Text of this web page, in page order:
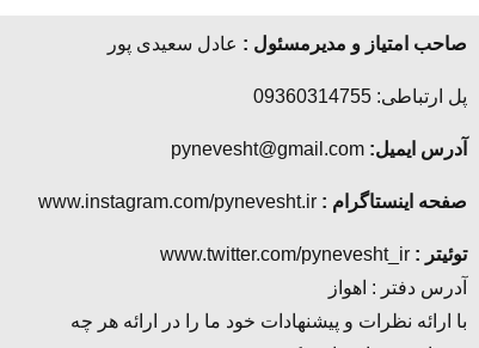
صاحب امتیاز و مدیرمسئول : عادل سعیدی پور
پل ارتباطی: 09360314755
آدرس ایمیل:
صفحه اینستاگرام :
توئیتر :
آدرس دفتر : اهواز
با ارائه نظرات و پیشنهادات خود ما را در ارائه هر چه